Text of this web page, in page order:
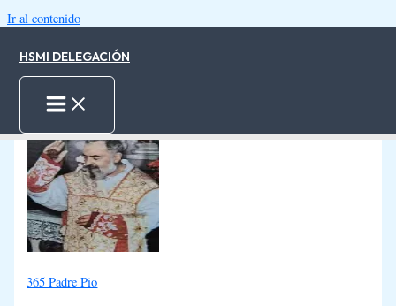
Ir al contenido
HSMI DELEGACIÓN
15.04.2025-1 minute of reading
Inicio
Padre Pio 15-Abr
365 Padre Pio